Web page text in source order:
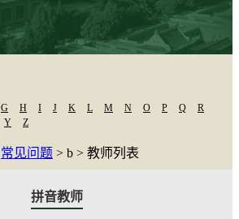
G H I J K L M N O P Q
R
Y Z
常见问题 > b > 教师列表
拼音教师